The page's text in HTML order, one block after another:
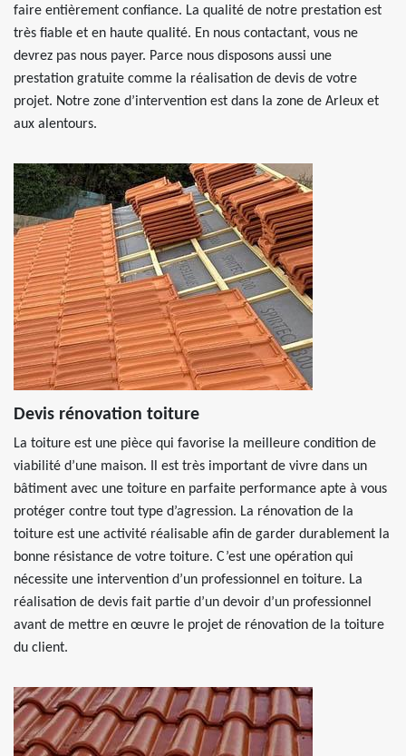
faire entièrement confiance. La qualité de notre prestation est
très fiable et en haute qualité. En nous contactant, vous ne
devrez pas nous payer. Parce nous disposons aussi une
prestation gratuite comme la réalisation de devis de votre
projet. Notre zone d’intervention est dans la zone de Arleux et
aux alentours.
Devis rénovation toiture
La toiture est une pièce qui favorise la meilleure condition de
viabilité d’une maison. Il est très important de vivre dans un
bâtiment avec une toiture en parfaite performance apte à vous
protéger contre tout type d’agression. La rénovation de la
toiture est une activité réalisable afin de garder durablement la
bonne résistance de votre toiture. C’est une opération qui
nécessite une intervention d’un professionnel en toiture. La
réalisation de devis fait partie d’un devoir d’un professionnel
avant de mettre en œuvre le projet de rénovation de la toiture
du client.